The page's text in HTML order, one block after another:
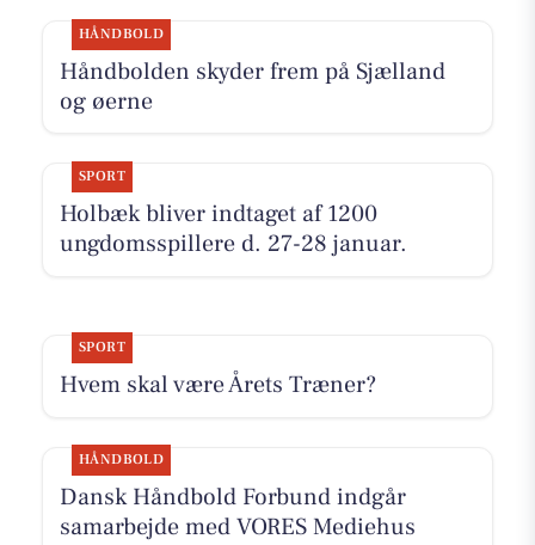
HÅNDBOLD
Håndbolden skyder frem på Sjælland
og øerne
SPORT
Holbæk bliver indtaget af 1200
ungdomsspillere d. 27-28 januar.
SPORT
Hvem skal være Årets Træner?
HÅNDBOLD
Dansk Håndbold Forbund indgår
samarbejde med VORES Mediehus